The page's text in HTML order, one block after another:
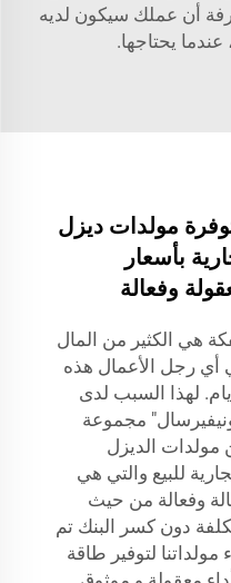
أن عملك سيكون لديه
عندما يحتاجها.
مولدات ديزل
بأسعار
وفعالة
هي الكثير من المال
أي رجل الأعمال هذه
لهذا السبب لدى
مجموعة
مولدات الديزل
للبيع والتي هي
وفعالة من حيث
دون كسر البنك تم
مولداتنا لتوفير طاقة